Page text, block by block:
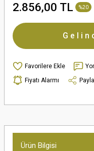
2.856,00 TL %20
Fiyatı Alarmı
Ürün Bilgisi